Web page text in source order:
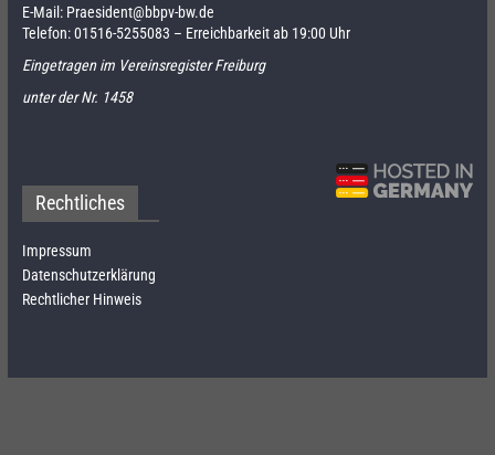
E-Mail: Praesident@bbpv-bw.de
Telefon:01516-5255083 – Erreichbarkeit ab 19:00 Uhr
Eingetragen im Vereinsregister Freiburg
unter der Nr. 1458
Rechtliches
Impressum
Datenschutzerklärung
Rechtlicher Hinweis